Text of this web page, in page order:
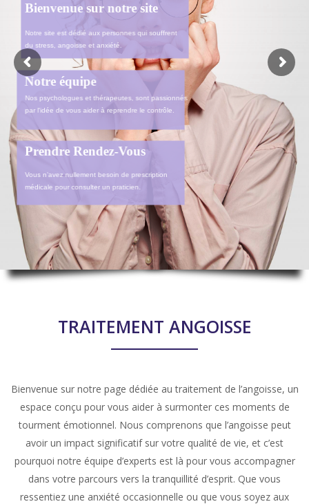
Bienvenue sur notre site
Prendre Rendez-Vous
Vous n’avez nullement besoin de prescription
médicale pour consulter un praticien.
Nos psychologues et thérapeutes, sont passionnés
par l'idée de vous aider à reprendre le contrôle.
Notre équipe
Notre site est dédié aux personnes qui souffrent
du stress, angoisse et anxiété.
TRAITEMENT ANGOISSE
Bienvenue sur notre page dédiée au traitement de l’angoisse, un
espace conçu pour vous aider à surmonter ces moments de
tourment émotionnel. Nous comprenons que l’angoisse peut
avoir un impact significatif sur votre qualité de vie, et c’est
pourquoi notre équipe d’experts est là pour vous accompagner
dans votre parcours vers la tranquillité d’esprit. Que vous
ressentiez une anxiété occasionnelle ou que vous soyez aux